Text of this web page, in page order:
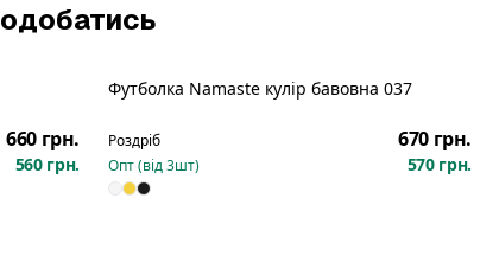
660 грн.
560 грн.
Футболка Namaste кулір бавовна 037
Роздріб 670 грн.
Опт (від3шт) 570 грн.